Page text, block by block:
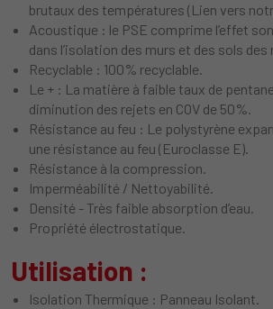
brutaux des températures (Lien vers
Acoustique : le PSE comprime l’effet
dans l’isolation des murs et des sols
Recyclable : 100% recyclable.
Le + : La matière à faible taux de
diminution des rejets en COV de 50%.
Résistance au feu : Le polystyrène
une résistance au feu (Euroclasse E).
Résistance à la compression.
Imperméabilité / Nettoyabilité.
Densité - Très faible absorption d’eau.
Propriété électrostatique.
Utilisation :
Isolation Thermique : Panneau Isolant.